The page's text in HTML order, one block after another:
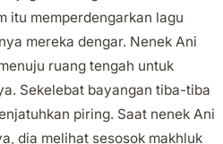
itu memperdengarkan lagu
mereka dengar. Nenek Ani
ruang tengah untuk
Sekelebat bayangan tiba-tiba
piring. Saat nenek Ani
dia melihat sesosok makhluk